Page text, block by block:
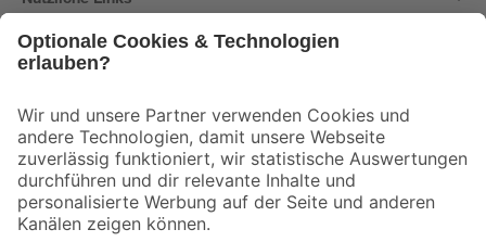
Der toom Newsletter: Keine Angebote und Aktionen mehr verpassen!
Zur Newsletter Anmeldung
Folge uns